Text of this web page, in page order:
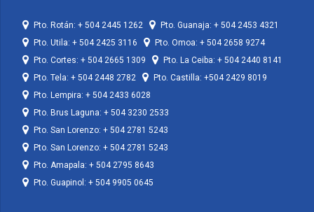
Pto. Rotán: + 504 2445 1262
Pto. Guanaja: + 504 2453 4321
Pto. Utila: + 504 2425 3116
Pto. Omoa: + 504 2658 9274
Pto. Cortes: + 504 2665 1309
Pto. La Ceiba: + 504 2440 8141
Pto. Tela: + 504 2448 2782
Pto. Castilla: +504 2429 8019
Pto. Lempira: + 504 2433 6028
Pto. Brus Laguna: + 504 3230 2533
Pto. San Lorenzo: + 504 2781 5243
Pto. San Lorenzo: + 504 2781 5243
Pto. Amapala: + 504 2795 8643
Pto. Guapinol: + 504 9905 0645